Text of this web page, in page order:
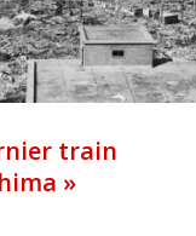
train
»